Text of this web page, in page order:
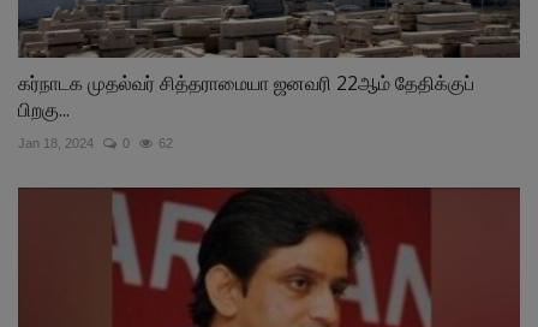
கர்நாடக முதல்வர் சித்தராமையா ஜனவரி 22ஆம் தேதிக்குப்
பிறகு...
Jan 18, 2024 0 62